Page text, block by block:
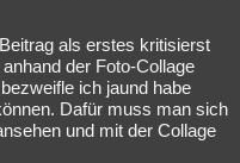
als erstes kritisierst
der Foto-Collage
ich jaund habe
Dafür muss man sich
und mit der Collage